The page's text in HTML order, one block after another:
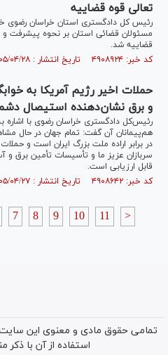
تعالی قوه قضاییه
رئیس کل دادگستری استان خراسان رضوی
مسئولان قضائی استان بر نحوه پیشرفت
قضاییه شد.
کد خبر: ۴۹۰۸۹۲۴ تاریخ انتشار : ۱۴۰۵/۰۴/۲۸
حملات اخیر رژیم آمریکا به
و برق نشان‌دهنده استیصال
رئیس‌کل دادگستری خراسان رضوی با اشاره
هم‌پیمانان آن گفت: تمام جهان در حال
در برابر اراده ملت بزرگ ایران است و
سربازان عزیز ما و تأسیسات تأمین برق و
قابل ارزیابی است.
کد خبر: ۴۹۰۸۶۴۲ تاریخ انتشار : ۱۴۰۵/۰۴/۲۷
7 8 9 10 11 >
تمامی حقوق مادی و معنوی این سایت
استفاده از آن با ذکر